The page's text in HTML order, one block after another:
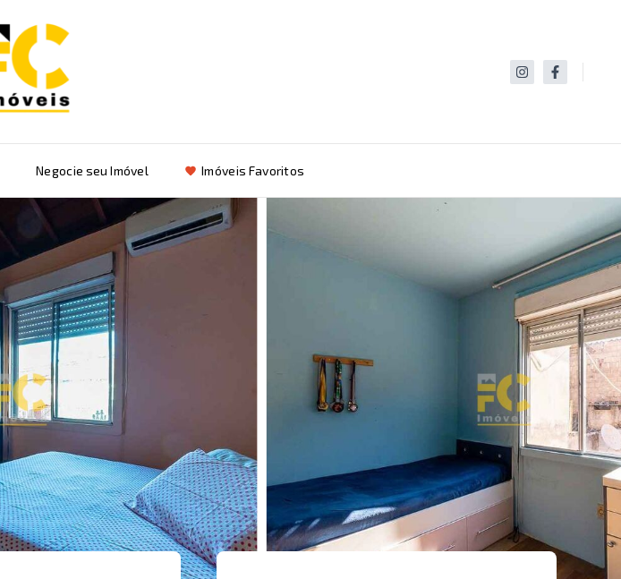
Negocie seu Imóvel Imóveis Favoritos